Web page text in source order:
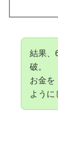
結果、
破。
お金を
ように